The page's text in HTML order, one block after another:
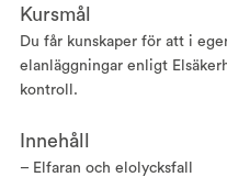
Kursmål
Du får kunskaper för att i
elanläggningar enligt
kontroll.
Innehåll
– Elfaran och elolycksfall